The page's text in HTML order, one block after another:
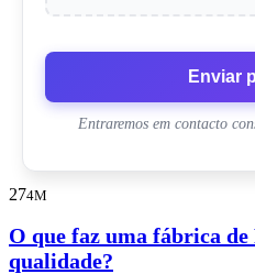
Enviar
Entraremos em contacto
274M
O que faz uma fábrica de
qualidade?